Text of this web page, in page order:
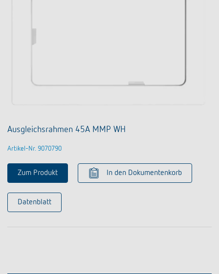
Ausgleichsrahmen 45A MMP WH
Artikel-Nr. 9070790
Zum Produkt In den Dokumentenkorb
Datenblatt